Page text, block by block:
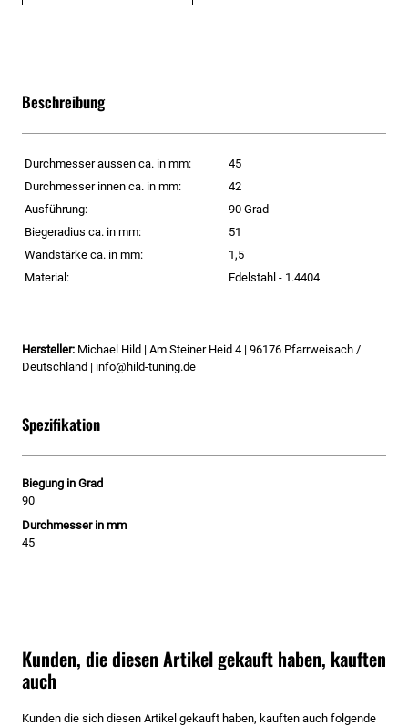
Beschreibung
Durchmesser aussen ca. in mm:
45
Durchmesser innen ca. in mm:
42
Ausführung:
90 Grad
Biegeradius ca. in mm:
51
Wandstärke ca. in mm:
1,5
Material:
Edelstahl - 1.4404
Hersteller: Michael Hild | Am Steiner Heid 4 | 96176 Pfarrweisach /
Deutschland | info@hild-tuning.de
Spezifikation
Biegung in Grad
90
Durchmesser in mm
45
Kunden, die diesen Artikel gekauft haben, kauften
auch
Kunden die sich diesen Artikel gekauft haben, kauften auch folgende